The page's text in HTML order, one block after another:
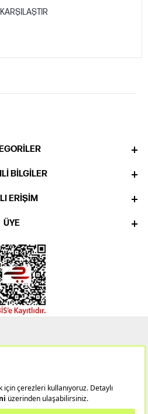
KARŞILAŞTIR
BILGILER
ERIŞIM
ÜYE
Envy Elite Victus ZBook